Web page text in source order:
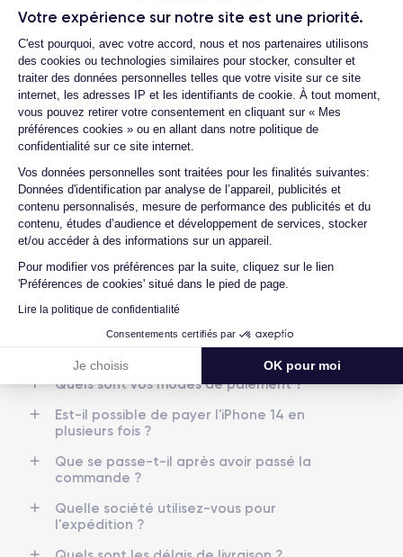
Votre expérience sur notre site est une priorité.
Plateforme de Gestion du
C'est pourquoi, avec votre accord, nous et nos partenaires utilisons
des cookies ou technologies similaires pour stocker, consulter et
traiter des données personnelles telles que votre visite sur ce site
internet, les adresses IP et les identifiants de cookie. À tout moment,
vous pouvez retirer votre consentement en cliquant sur « Mes
préférences cookies » ou en allant dans notre politique de
confidentialité sur ce site internet.
Vos données personnelles sont traitées pour les finalités suivantes:
Données d'identification par analyse de l’appareil, publicités et
contenu personnalisés, mesure de performance des publicités et du
contenu, études d’audience et développement de services, stocker
et/ou accéder à des informations sur un appareil.
Pour modifier vos préférences par la suite, cliquez sur le lien
'Préférences de cookies' situé dans le pied de page.
Lire la politique de confidentialité
Consentements certifiés par
Je choisis OK pour moi
Axeptio consent
Date de sortie Système exploitation
Dimensions
146.7×71.5×7.8 mm
Poids
172 g
Écran
OLED 6.1 pouces
Résolution écran
RAM Memoire interne
128,256 ,512 Go
Nom de la puce Nombre de cœurs
GPU 5 cœurs
Fréq. processeur
Caméra Frontale
Résolution vidéo
4K - 3840 x 2160 px
Recharge rapide
Batterie
3279 mAh
Type de SIM
Réseau mobile
Comment activer une eSIM ?
Quelle est la différence entre une Carte
SIM et une eSIM ?
Quelle est la différence entre un iPhone
14 d'occasion et un iPhone 14
reconditionné ?
Quelle est la durée de vie d'un iPhone 14
reconditionné ?
Proposez-vous une assurance en cas de
casse due à des chocs ou à des chutes ?
Quelles sont les options disponibles sur
les batteries ?
Quels sont les accessoires inclus dans la
commande ?
Quelles garanties offrez-vous sur vos
Quels sont vos modes de paiement ?
Est-il possible de payer l'iPhone 14 en
plusieurs fois ?
Que se passe-t-il après avoir passé la
commande ?
Quelle société utilisez-vous pour
l'expédition ?